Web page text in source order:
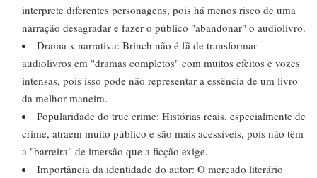
interprete diferentes personagens, pois há menos risco de uma
narração desagradar e fazer o público "abandonar" o audiolivro.
Drama x narrativa: Brinch não é fã de transformar
audiolivros em "dramas completos" com muitos efeitos e vozes
intensas, pois isso pode não representar a essência de um livro
da melhor maneira.
Popularidade do true crime: Histórias reais, especialmente de
crime, atraem muito público e são mais acessíveis, pois não têm
a "barreira" de imersão que a ficção exige.
Importância da identidade do autor: O mercado literário